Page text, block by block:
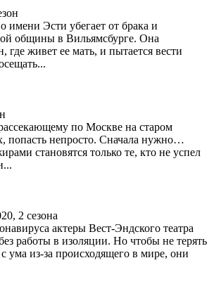
имени Эсти убегает от брака и
общины в Вильямсбурге. Она
где живет ее мать, и пытается вести
по Москве на старом
попасть непросто. Сначала нужно…
становятся только те, кто не успел
2 сезона
актеры Вест-Эндского театра
работы в изоляции. Но чтобы не терять
ума из-за происходящего в мире, они